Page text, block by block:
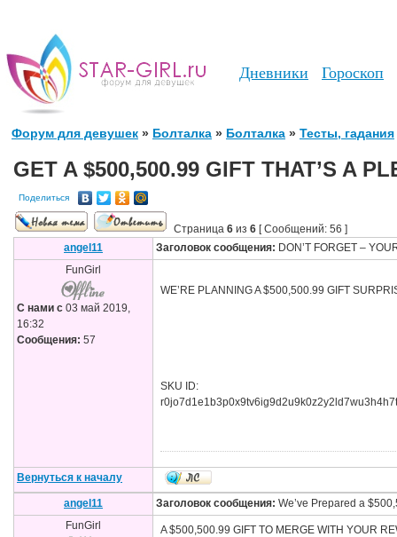
Дневники Гороскоп
Форум для девушек » Болталка » Болталка » Тесты, гадания
GET A $500,500.99 GIFT THAT’S A
Поделиться
Страница 6 из 6 [ Сообщений: 56 ]
angel11
Заголовок сообщения: DON’T FORGET –
FunGirl
С нами с 03 май 2019,
16:32
Сообщения: 57
WE’RE PLANNING A $500,500.99 GIFT
SKU ID:
Вернуться к началу
angel11 Заголовок сообщения: We’ve Prepared a
FunGirl
A $500,500.99 GIFT TO MERGE WITH YOUR